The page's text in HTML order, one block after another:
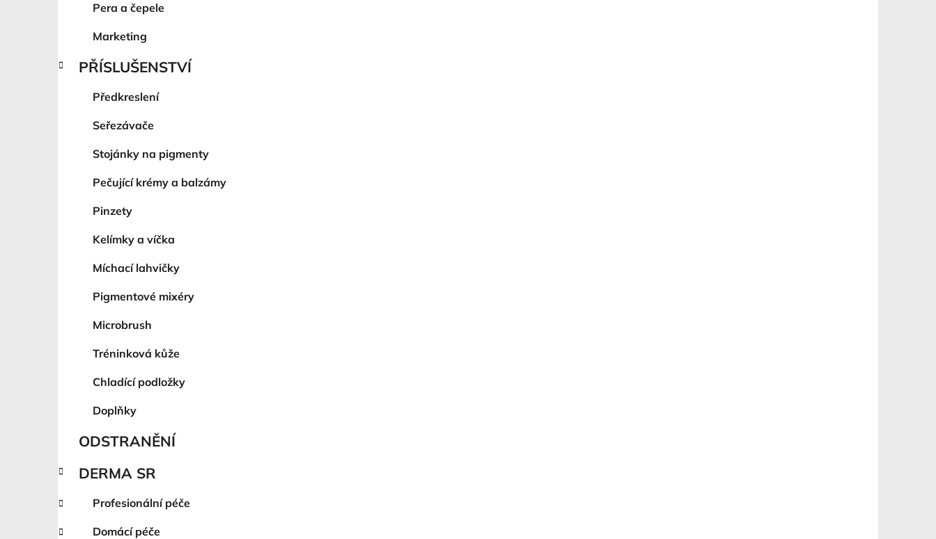
Pera a čepele
Marketing
PŘÍSLUŠENSTVÍ
Předkreslení
Seřezávače
Stojánky na pigmenty
Pečující krémy a balzámy
Pinzety
Kelímky a víčka
Míchací lahvičky
Pigmentové mixéry
Microbrush
Tréninková kůže
Chladící podložky
Doplňky
ODSTRANĚNÍ
DERMA SR
Profesionální péče
Domácí péče